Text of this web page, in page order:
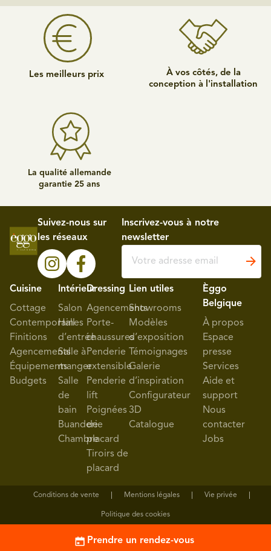
Les meilleurs prix
À vos côtés, de la
conception à l'installation
La qualité allemande
garantie 25 ans
Suivez-nous sur
les réseaux
Inscrivez-vous à notre
newsletter
Cuisine
Cottage
Contemporaines
Finitions
Agencements
Équipements
Budgets
Intérieur
Salon
Hall
d’entrée
Salle à
manger
Salle
de
bain
Buanderie
Chambre
Dressing
Agencements
Porte-
chaussures
Penderie
extensible
Penderie
lift
Poignées
de
placard
Tiroirs de
placard
Lien utiles
Showrooms
Modèles
d’exposition
Témoignages
Galerie
d’inspiration
Configurateur
3D
Catalogue
Èggo
Belgique
À propos
Espace
presse
Services
Aide et
support
Nous
contacter
Jobs
Conditions de vente Mentions légales Vie privée
Politique des cookies
Prendre un rendez-vous